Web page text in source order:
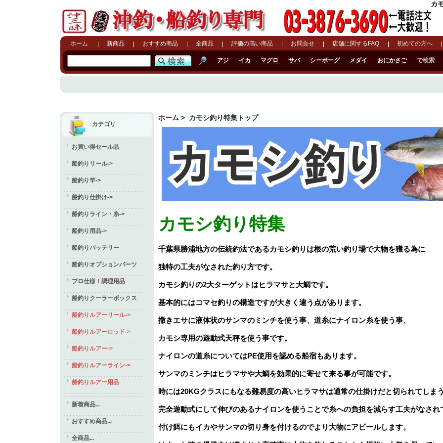
カ
ホーム 新商品 おすすめ商品 全商品 評価の高い商品 お問合せ 店舗に関するFAQ 初めての方へ
アジ イカ マグロ サバ シーボーグ メダイ おにかさご で検索
カテゴリ
お買い得セール品
船釣りリール->
船釣り竿->
船釣り仕掛け->
船釣りライン・糸->
船釣り用品->
船釣りバッテリー
船釣りオプションパーツ
プロ仕様！調理用品
船釣りクーラーボックス
船釣りルアーリール->
船釣りルアーロッド->
船釣りルアー->
船釣りルアーライン->
船釣りルアー用品
新着商品...
おすすめ商品...
全商品...
ホーム > カモシ釣り特集トップ
カモシ釣り特集
千葉県勝浦地方の伝統釣法であるカモシ釣りは根の荒い釣り場で大物を獲る為に
独特の工夫がなされた釣り方です。
カモシ釣りの2大ターゲットはヒラマサと大鯛です。
基本的にはコマセ釣りの構造ですが大きく違う点があります。
撒きエサに液体状のサンマのミンチを使う事、道糸にナイロン糸を使う事、
カモシ専用の遊動式天秤を使う事です。
ナイロンの道糸についてはPE使用を認める船宿もあります。
サンマのミンチはヒラマサや大鯛を効果的に寄せて来る事が可能です。
時には20KGクラスにもなる難易度の高いヒラマサは通常の仕掛けだと切られてしま
完全遊動式にして伸びのあるナイロンを使うことで糸への負担を減らす工夫がなされ
付け餌にもイカやサンマの切り身を付けるのでより大物にアピールします。